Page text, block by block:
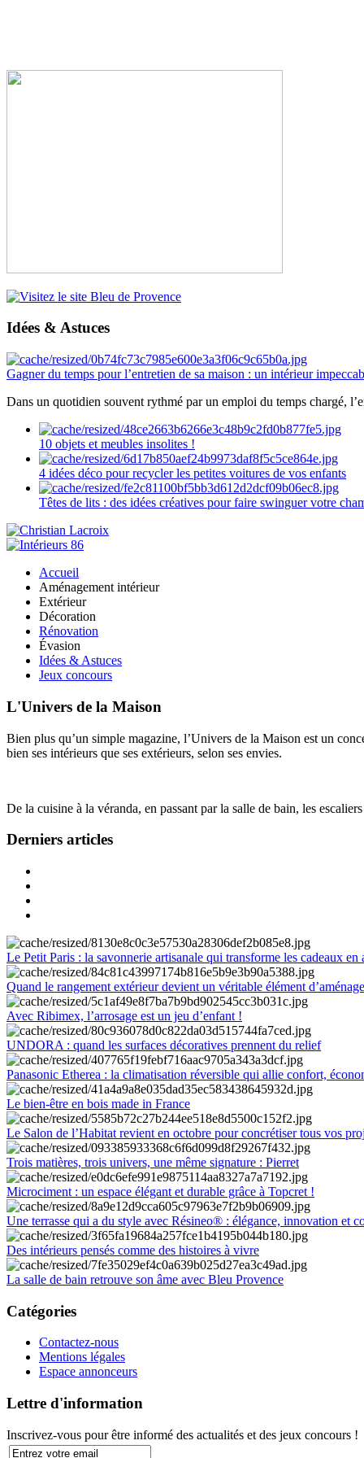
Idées & Astuces
Gagner du temps pour l’entretien de sa maison : un intérieur
Dans un quotidien souvent rythmé par un emploi du temps chargé,
10 objets et meubles insolites !
4 idées déco pour recycler les petites voitures de vos enfants
Têtes de lits : des idées créatives pour faire swinguer votre
Accueil
Aménagement intérieur
Extérieur
Décoration
Rénovation
Évasion
Idées & Astuces
Jeux concours
L'Univers de la Maison
Bien plus qu’un simple magazine, l’Univers de la Maison est un
bien ses intérieurs que ses extérieurs, selon ses envies.
De la cuisine à la véranda, en passant par la salle de bain, les
Derniers articles
Le Petit Paris : la savonnerie artisanale qui transforme les cadeaux en
Quand le rangement extérieur devient un véritable élément
Avec Ribimex, l’arrosage est un jeu d’enfant !
UNDORA : quand les surfaces décoratives prennent du relief
Panasonic Etherea : la climatisation réversible qui allie confort,
Le bien-être en bois made in France
Le Salon de l’Habitat revient en octobre pour concrétiser tous vos
Trois matières, trois univers, une même signature : Pierret
Microciment : un espace élégant et durable grâce à Topcret !
Une terrasse qui a du style avec Résineo® : élégance, innovation et
Des intérieurs pensés comme des histoires à vivre
La salle de bain retrouve son âme avec Bleu Provence
Catégories
Contactez-nous
Mentions légales
Espace annonceurs
Lettre d'information
Inscrivez-vous pour être informé des actualités et des jeux concours !